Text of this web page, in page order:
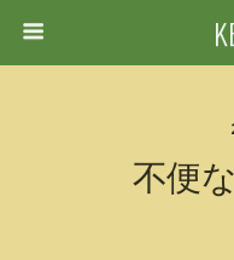
不便